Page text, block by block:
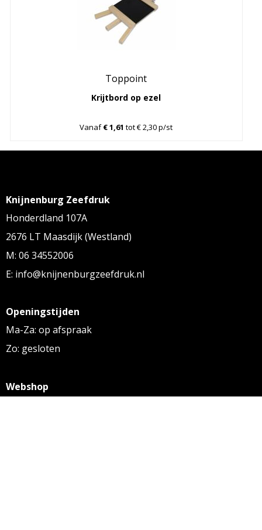
Toppoint
Krijtbord op ezel
Vanaf€ 1,61 tot € 2,30 p/st
Knijnenburg Zeefdruk
Honderdland 107A
2676 LT Maasdijk (Westland)
M: 06 34552006
E: info@knijnenburgzeefdruk.nl
Openingstijden
Ma-Za: op afspraak
Zo: gesloten
Webshop